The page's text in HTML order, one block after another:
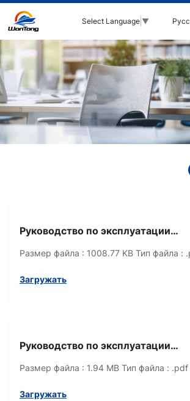
Select Language ▼
Аосима
цзя
и
чонг
машиностроения
лимитед
Руководство по эксплуатации
преобразователей частоты
Размер файла : 1008.77 KB Тип файла :
Загружать
Руководство по эксплуатации
преобразователя частоты LK710
Размер файла : 1.94 MB Тип файла : .pdf
Загружать